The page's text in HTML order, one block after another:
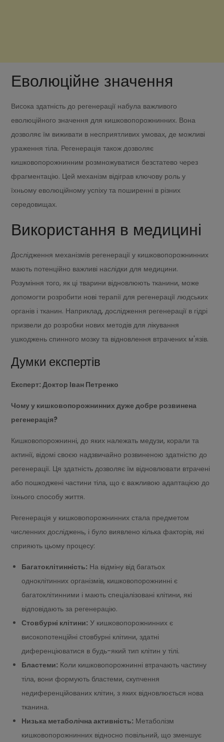
Еволюційне значення
Висока здатність до регенерації набула важливого
еволюційного значення для кишковопорожнинних. Вона
дозволяє їм виживати в несприятливих умовах, де можливі
ураження тіла. Регенерація також дозволяє
кишковопорожнинним розмножуватися безстатево через
фрагментацію. Цей механізм відіграв ключову роль у
їхньому еволюційному успіху та поширенні в різних
середовищах.
Використання в медицині
Дослідження механізмів регенерації у кишковопорожнинних
мають потенційно важливі наслідки для медицини.
Розуміння того, як ці тварини відновлюють тканини, може
допомогти розробити нові терапії для регенерації людських
органів і тканин. Наприклад, дослідження регенерації в гідрі
призвели до розробки нових методів для лікування
ушкоджень спинного мозку та відновлення втрачених м'язів.
Думки експертів
Експерт: Доктор Іван Петренко
Чому у кишковопорожнинних дуже добре розвинена
регенерація?
Кишковопорожнинні, до яких належать медузи, корали та
актинії, відомі своєю надзвичайно розвиненою здатністю до
регенерації. Ця здатність дозволяє їм відновлювати втрачені
або пошкоджені частини тіла, що є важливою адаптацією до
їхнього способу життя.
Регенерація у кишковопорожнинних стала предметом
численних досліджень, і було виявлено кілька факторів, які
сприяють цьому процесу:
Багатоклітинність: На відміну від багатьох
одноклітинних організмів, кишковопорожнинні є
багатоклітинними і мають спеціалізовані клітини, які
відповідають за регенерацію.
Стовбурні клітини: У кишковопорожнинних є
високопотенційні стовбурні клітини, здатні
диференціюватися в будь-який тип клітин у тілі.
Бластеми: Коли кишковопорожнинні втрачають частину
тіла, вони формують бластеми, скупчення
недиференційованих клітин, з яких відновлюється нова
тканина.
Низька метаболічна активність: Метаболізм
кишковопорожнинних відносно повільний, що зменшує